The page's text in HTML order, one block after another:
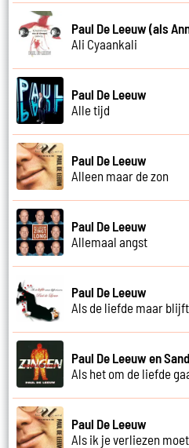
Paul De Leeuw (als
Ali Cyaankali
Paul De Leeuw
Alle tijd
Paul De Leeuw
Alleen maar de zon
Paul De Leeuw
Allemaal angst
Paul De Leeuw
Als de liefde maar
Paul De Leeuw en
Als het om de liefde
Paul De Leeuw
Als ik je verliezen moet